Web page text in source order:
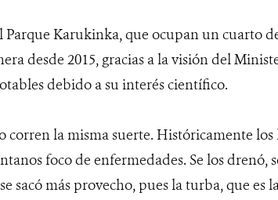
Parque Karukinka, que ocupan un cuarto
desde 2015, gracias a la visión del
debido a su interés científico.
corren la misma suerte. Históricamente
foco de enfermedades. Se los drenó,
sacó más provecho, pues la turba, que